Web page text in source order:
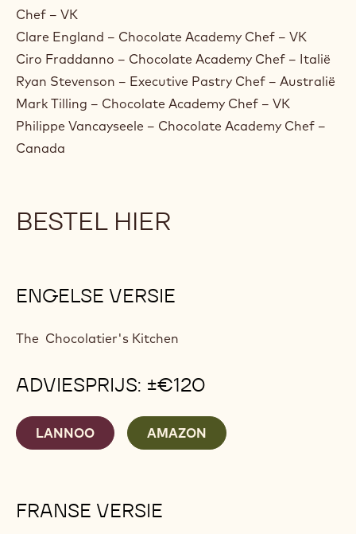
Chef – VK
Clare England – Chocolate Academy Chef – VK
Ciro Fraddanno – Chocolate Academy Chef – Italië
Ryan Stevenson – Executive Pastry Chef – Australië
Mark Tilling – Chocolate Academy Chef – VK
Philippe Vancayseele – Chocolate Academy Chef –
Canada
BESTEL HIER
ENGELSE VERSIE
The Chocolatier's Kitchen
ADVIESPRIJS: ±€120
LANNOO AMAZON
FRANSE VERSIE